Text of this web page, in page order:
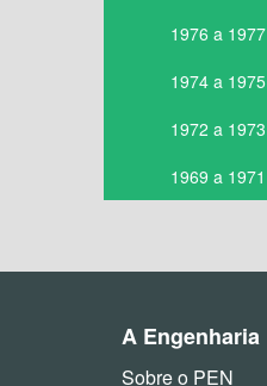
1976 a 1977
1974 a 1975
1972 a 1973
1969 a 1971
A Engenharia
Sobre o PEN